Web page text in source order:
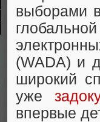
выборами
(WADA) и
широкий
уже
впервые